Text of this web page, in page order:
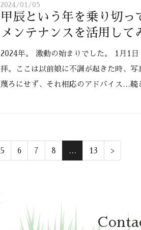
2024/01/05
甲辰という年を乗り切っ
メンテナンスを活用して
2024年。 激動の始まりでした。 1月1
拝。ここは以前娘に不調が起きた時、
蔑ろにせず、それ相応のアドバイス
…続
5 6 7 8 … 13 >